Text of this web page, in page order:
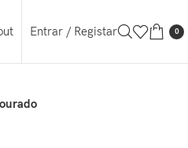
Entrar / Registar 0